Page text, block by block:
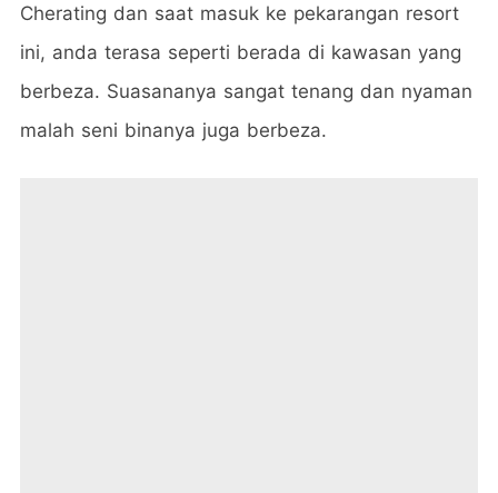
Cherating dan saat masuk ke pekarangan resort
ini, anda terasa seperti berada di kawasan yang
berbeza. Suasananya sangat tenang dan nyaman
malah seni binanya juga berbeza.